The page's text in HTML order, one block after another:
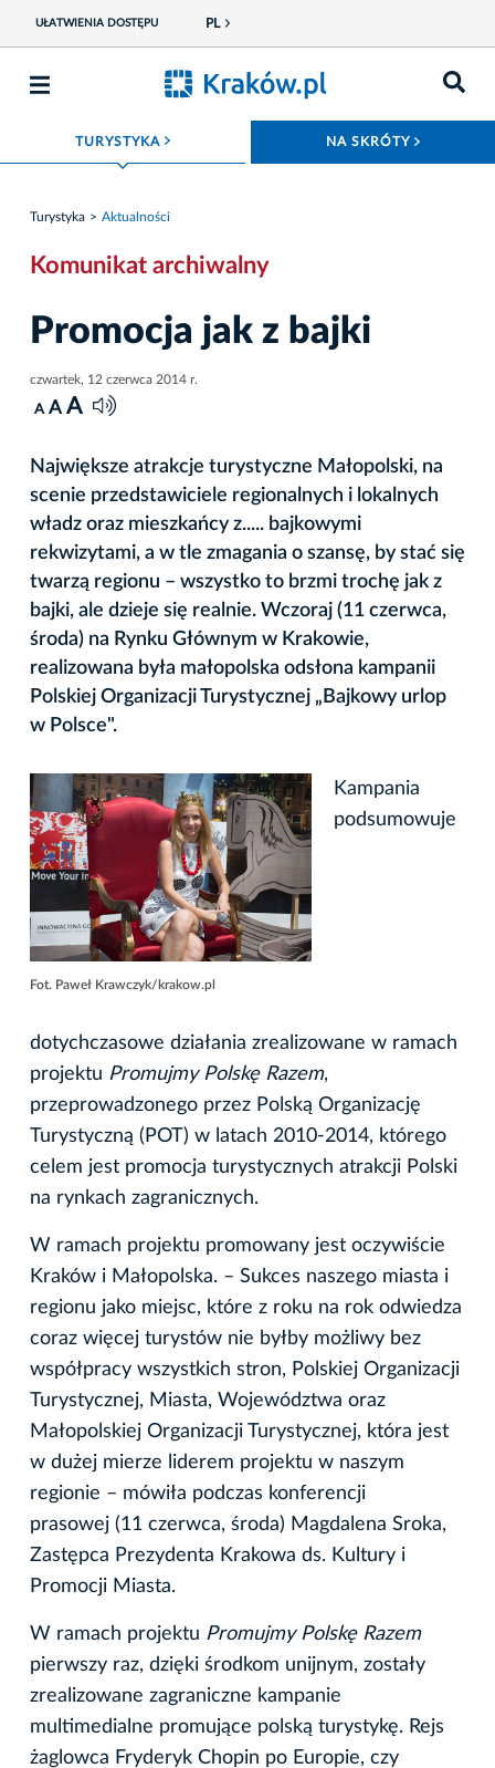
UŁATWIENIA DOSTĘPU PL
TURYSTYKA ROZWIŃ MENU NA SKRÓTY
Turystyka Aktualności
Komunikat archiwalny
Promocja jak z bajki
czwartek, 12 czerwca 2014 r.
A A A
Największe atrakcje turystyczne Małopolski, na
scenie przedstawiciele regionalnych i lokalnych
władz oraz mieszkańcy z..... bajkowymi
rekwizytami, a w tle zmagania o szansę, by stać się
twarzą regionu – wszystko to brzmi trochę jak z
bajki, ale dzieje się realnie. Wczoraj (11 czerwca,
środa) na Rynku Głównym w Krakowie,
realizowana była małopolska odsłona kampanii
Polskiej Organizacji Turystycznej „Bajkowy urlop
w Polsce".
Fot. Paweł Krawczyk/krakow.pl
Kampania
podsumowuje
dotychczasowe działania zrealizowane w ramach
projektu Promujmy Polskę Razem,
przeprowadzonego przez Polską Organizację
Turystyczną (POT) w latach 2010-2014, którego
celem jest promocja turystycznych atrakcji Polski
na rynkach zagranicznych.
W ramach projektu promowany jest oczywiście
Kraków i Małopolska. – Sukces naszego miasta i
regionu jako miejsc, które z roku na rok odwiedza
coraz więcej turystów nie byłby możliwy bez
współpracy wszystkich stron, Polskiej Organizacji
Turystycznej, Miasta, Województwa oraz
Małopolskiej Organizacji Turystycznej, która jest
w dużej mierze liderem projektu w naszym
regionie – mówiła podczas konferencji
prasowej (11 czerwca, środa) Magdalena Sroka,
Zastępca Prezydenta Krakowa ds. Kultury i
Promocji Miasta.
W ramach projektu Promujmy Polskę Razem
pierwszy raz, dzięki środkom unijnym, zostały
zrealizowane zagraniczne kampanie
multimedialne promujące polską turystykę. Rejs
żaglowca Fryderyk Chopin po Europie, czy